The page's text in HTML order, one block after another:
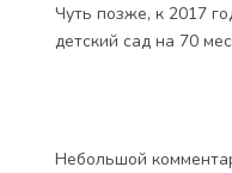
Чуть позже, к 2017
детский сад на 70
Небольшой